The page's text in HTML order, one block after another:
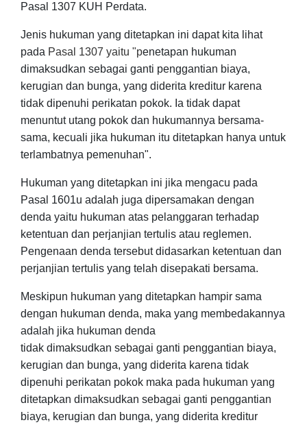
Pasal 1307 KUH Perdata.
Jenis hukuman yang ditetapkan ini dapat kita lihat
pada Pasal 1307 yaitu "penetapan hukuman
dimaksudkan sebagai ganti penggantian biaya,
kerugian dan bunga, yang diderita kreditur karena
tidak dipenuhi perikatan pokok. Ia tidak dapat
menuntut utang pokok dan hukumannya bersama-
sama, kecuali jika hukuman itu ditetapkan hanya untuk
terlambatnya pemenuhan".
Hukuman yang ditetapkan ini jika mengacu pada
Pasal 1601u adalah juga dipersamakan dengan
denda yaitu hukuman atas pelanggaran terhadap
ketentuan dan perjanjian tertulis atau reglemen.
Pengenaan denda tersebut didasarkan ketentuan dan
perjanjian tertulis yang telah disepakati bersama.
Meskipun hukuman yang ditetapkan hampir sama
dengan hukuman denda, maka yang membedakannya
adalah jika hukuman denda
tidak dimaksudkan sebagai ganti penggantian biaya,
kerugian dan bunga, yang diderita karena tidak
dipenuhi perikatan pokok maka pada hukuman yang
ditetapkan dimaksudkan sebagai ganti penggantian
biaya, kerugian dan bunga, yang diderita kreditur